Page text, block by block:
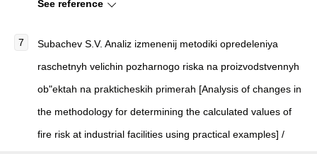
See reference
Subachev S.V. Analiz izmenenij metodiki opredeleniya
raschetnyh velichin pozharnogo riska na proizvodstvennyh
ob"ektah na prakticheskih primerah [Analysis of changes in
the methodology for determining the calculated values ​​of
fire risk at industrial facilities using practical examples] /